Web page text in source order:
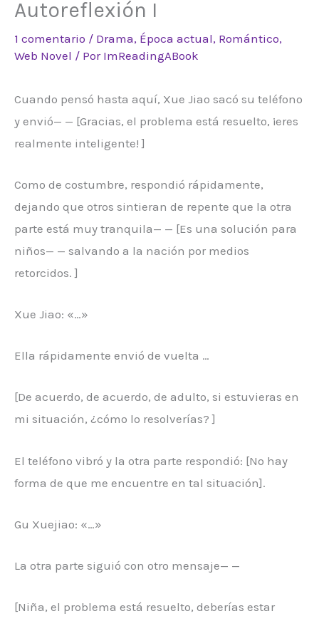
Autoreflexión I
1 comentario / Drama, Época actual, Romántico,
Web Novel / Por ImReadingABook
Cuando pensó hasta aquí, Xue Jiao sacó su teléfono
y envió— — [Gracias, el problema está resuelto, ¡eres
realmente inteligente! ]
Como de costumbre, respondió rápidamente,
dejando que otros sintieran de repente que la otra
parte está muy tranquila— — [Es una solución para
niños— — salvando a la nación por medios
retorcidos. ]
Xue Jiao: «…»
Ella rápidamente envió de vuelta …
[De acuerdo, de acuerdo, de adulto, si estuvieras en
mi situación, ¿cómo lo resolverías? ]
El teléfono vibró y la otra parte respondió: [No hay
forma de que me encuentre en tal situación].
Gu Xuejiao: «…»
La otra parte siguió con otro mensaje— —
[Niña, el problema está resuelto, deberías estar